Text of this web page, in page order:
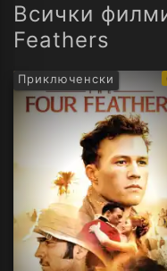
Всички
Feathers
Приключенски